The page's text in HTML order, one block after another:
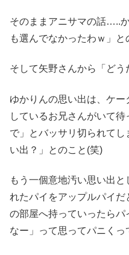
そのままアニサマの話…..
も選んでなかったわｗ」と
そして矢野さんから「どう
ゆかりんの思い出は、ケ
しているお兄さんがいて
で」とバッサリ切られて
い出？」とのこと(笑)
もう一個意地汚い思い出と
れたパイをアップルパイ
の部屋へ持っていったら
なー」って思ってパニく